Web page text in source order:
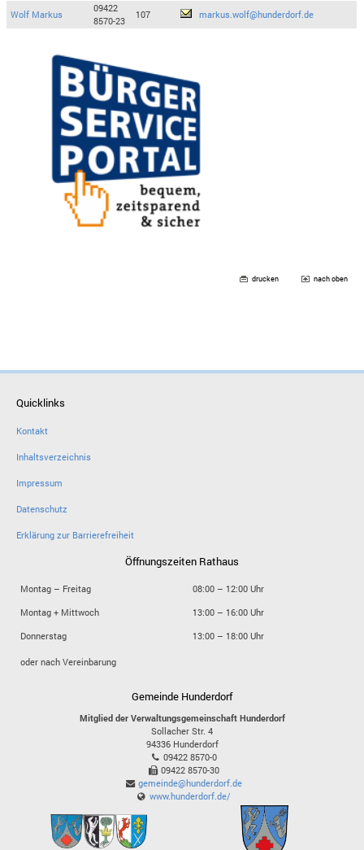
Wolf Markus
09422
8570-23
107 markus.wolf@hunderdorf.de
drucken nach oben
Quicklinks
Kontakt
Inhaltsverzeichnis
Impressum
Datenschutz
Erklärung zur Barrierefreiheit
Öffnungszeiten Rathaus
Montag – Freitag
08:00 – 12:00 Uhr
Montag + Mittwoch
13:00 – 16:00 Uhr
Donnerstag
13:00 – 18:00 Uhr
oder nach Vereinbarung
Gemeinde Hunderdorf
Mitglied der Verwaltungsgemeinschaft Hunderdorf
Sollacher Str. 4
94336 Hunderdorf
09422 8570-0
09422 8570-30
gemeinde@hunderdorf.de
www.hunderdorf.de/